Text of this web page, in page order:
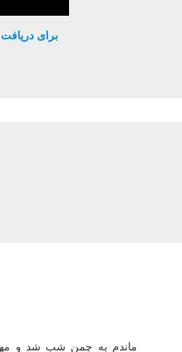
برای
ماندم به چمن شب شد و